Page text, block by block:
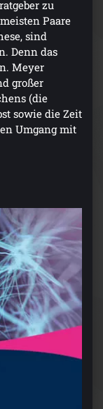
zu
Paare
sind
Denn das
Meyer
großer
(die
sowie die Zeit
Umgang mit